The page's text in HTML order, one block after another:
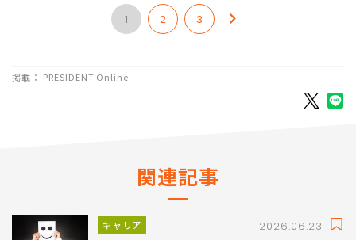
1 2 3
掲載： PRESIDENT Online
関連記事
キャリア 2026.06.23